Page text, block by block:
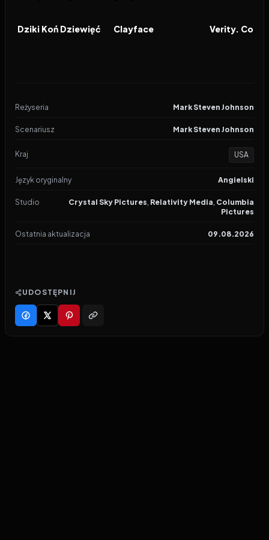
FILM
Dziki Koń Dziewięć FILM
Clayface FILM
Reżyseria Mark Steven Johnson
Scenariusz Mark Steven Johnson
Kraj USA
Język oryginalny Angielski
Studio Crystal Sky Pictures, Relativity Media, Columbia
Pictures
Ostatnia aktualizacja 09.08.2026
UDOSTĘPNIJ